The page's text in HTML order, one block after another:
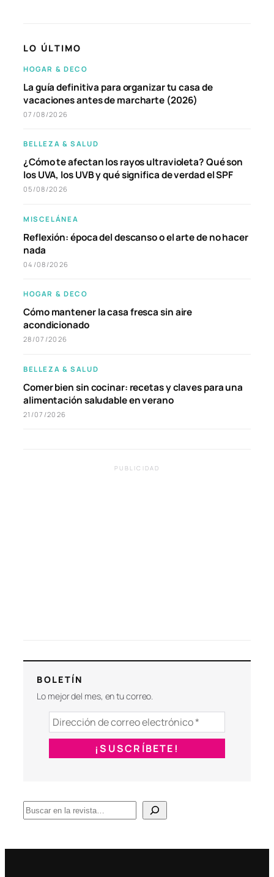
LO ÚLTIMO
HOGAR & DECO
La guía definitiva para organizar tu casa de
vacaciones antes de marcharte (2026)
07/08/2026
BELLEZA & SALUD
¿Cómo te afectan los rayos ultravioleta? Qué son
los UVA, los UVB y qué significa de verdad el SPF
05/08/2026
MISCELÁNEA
Reflexión: época del descanso o el arte de no hacer
nada
04/08/2026
HOGAR & DECO
Cómo mantener la casa fresca sin aire
acondicionado
28/07/2026
BELLEZA & SALUD
Comer bien sin cocinar: recetas y claves para una
alimentación saludable en verano
21/07/2026
PUBLICIDAD
BOLETÍN
Lo mejor del mes, en tu correo.
B
u
c